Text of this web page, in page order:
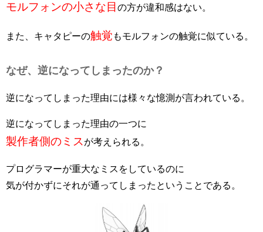
モルフォンの小さな目 の方が違和感はない。
また、キャタピーの触覚 もモルフォンの触覚に似ている。
なぜ、逆になってしまったのか？
逆になってしまった理由には様々な憶測が言われている。
逆になってしまった理由の一つに
製作者側のミス が考えられる。
プログラマーが重大なミスをしているのに
気が付かずにそれが通ってしまったということである。